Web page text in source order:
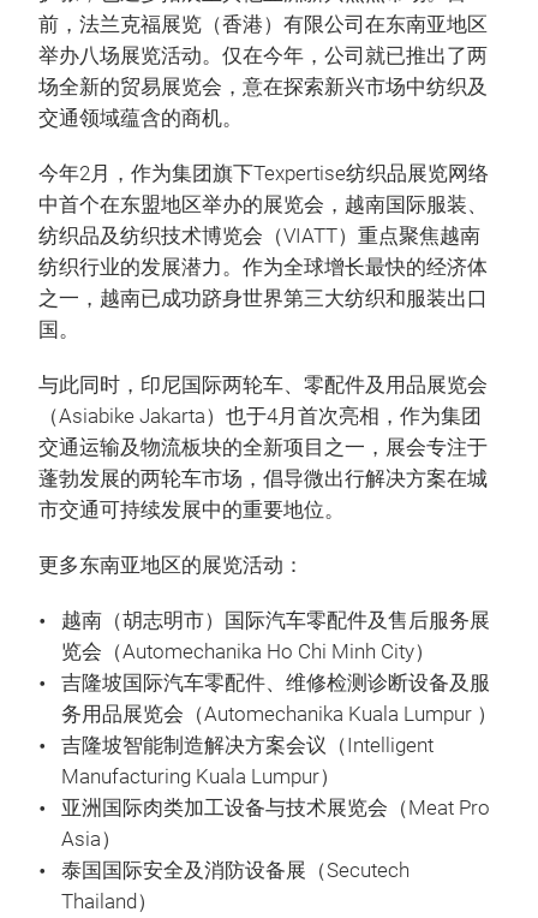
前，法兰克福展览（香港）有限公司在东南亚地区
举办八场展览活动。仅在今年，公司就已推出了两
场全新的贸易展览会，意在探索新兴市场中纺织及
交通领域蕴含的商机。
今年2月，作为集团旗下Texpertise纺织品展览网络
中首个在东盟地区举办的展览会，越南国际服装、
纺织品及纺织技术博览会（VIATT）重点聚焦越南
纺织行业的发展潜力。作为全球增长最快的经济体
之一，越南已成功跻身世界第三大纺织和服装出口
国。
与此同时，印尼国际两轮车、零配件及用品展览会
（Asiabike Jakarta）也于4月首次亮相，作为集团
交通运输及物流板块的全新项目之一，展会专注于
蓬勃发展的两轮车市场，倡导微出行解决方案在城
市交通可持续发展中的重要地位。
更多东南亚地区的展览活动：
越南（胡志明市）国际汽车零配件及售后服务展
览会（Automechanika Ho Chi Minh City）
吉隆坡国际汽车零配件、维修检测诊断设备及服
务用品展览会（Automechanika Kuala Lumpur ）
吉隆坡智能制造解决方案会议（Intelligent
Manufacturing Kuala Lumpur）
亚洲国际肉类加工设备与技术展览会（Meat Pro
Asia）
泰国国际安全及消防设备展（Secutech
Thailand）